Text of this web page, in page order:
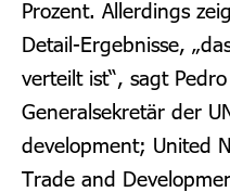
Prozent. Allerdings
Detail-Ergebnisse,
verteilt ist“, sagt
Generalsekretär der
development; United
Trade and